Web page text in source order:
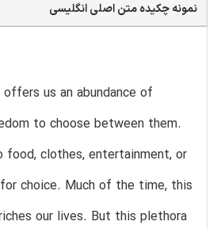
نمونه چکیده متن اصلی انگلیسی
us an abundance of
to choose between them.
clothes, entertainment, or
choice. Much of the time, this
our lives. But this plethora